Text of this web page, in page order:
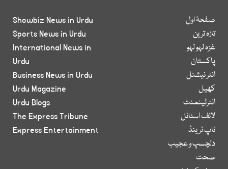
صفحۂ اول
تازہ ترین
غزہ لہو لہو
پاکستان
انٹر نیشنل
کھیل
انٹرٹینمنٹ
لائف اسٹائل
ٹاپ ٹرینڈ
دلچسپ و عجیب
صحت
Showbiz News in Urdu
Sports News in Urdu
International News in
Urdu
Business News in Urdu
Urdu Magazine
Urdu Blogs
The Express Tribune
Express Entertainment